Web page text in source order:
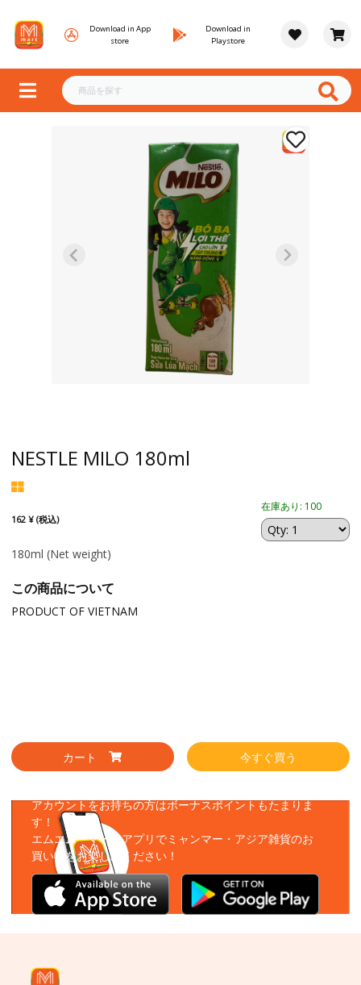
Download in App
store
Download in
Playstore
NESTLE MILO 180ml
162 ¥ (税込)
在庫あり: 100
180ml (Net weight)
この商品について
PRODUCT OF VIETNAM
カート 今すぐ買う
アカウントをお持ちの方はボーナスポイントもたまりま
す！
エムエムーマートアプリでミャンマー・アジア雑貨のお
買い物をお楽しみください！